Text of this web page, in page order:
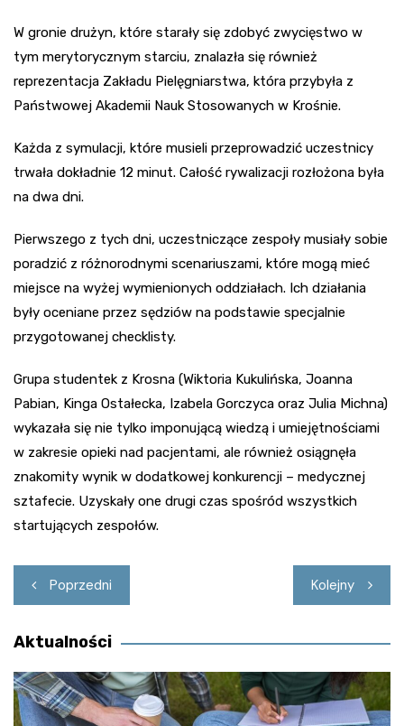
W gronie drużyn, które starały się zdobyć zwycięstwo w
tym merytorycznym starciu, znalazła się również
reprezentacja Zakładu Pielęgniarstwa, która przybyła z
Państwowej Akademii Nauk Stosowanych w Krośnie.
Każda z symulacji, które musieli przeprowadzić uczestnicy
trwała dokładnie 12 minut. Całość rywalizacji rozłożona była
na dwa dni.
Pierwszego z tych dni, uczestniczące zespoły musiały sobie
poradzić z różnorodnymi scenariuszami, które mogą mieć
miejsce na wyżej wymienionych oddziałach. Ich działania
były oceniane przez sędziów na podstawie specjalnie
przygotowanej checklisty.
Grupa studentek z Krosna (Wiktoria Kukulińska, Joanna
Pabian, Kinga Ostałecka, Izabela Gorczyca oraz Julia Michna)
wykazała się nie tylko imponującą wiedzą i umiejętnościami
w zakresie opieki nad pacjentami, ale również osiągnęła
znakomity wynik w dodatkowej konkurencji – medycznej
sztafecie. Uzyskały one drugi czas spośród wszystkich
startujących zespołów.
Nawigacja
wpisu
Poprzedni Kolejny
Aktualności